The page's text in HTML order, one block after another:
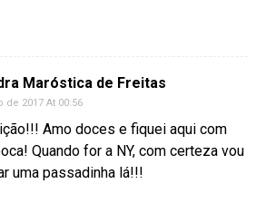
Maróstica de Freitas
de 2017 At 00:56
Amo doces e fiquei aqui com
Quando for a NY, com certeza vou
uma passadinha lá!!!